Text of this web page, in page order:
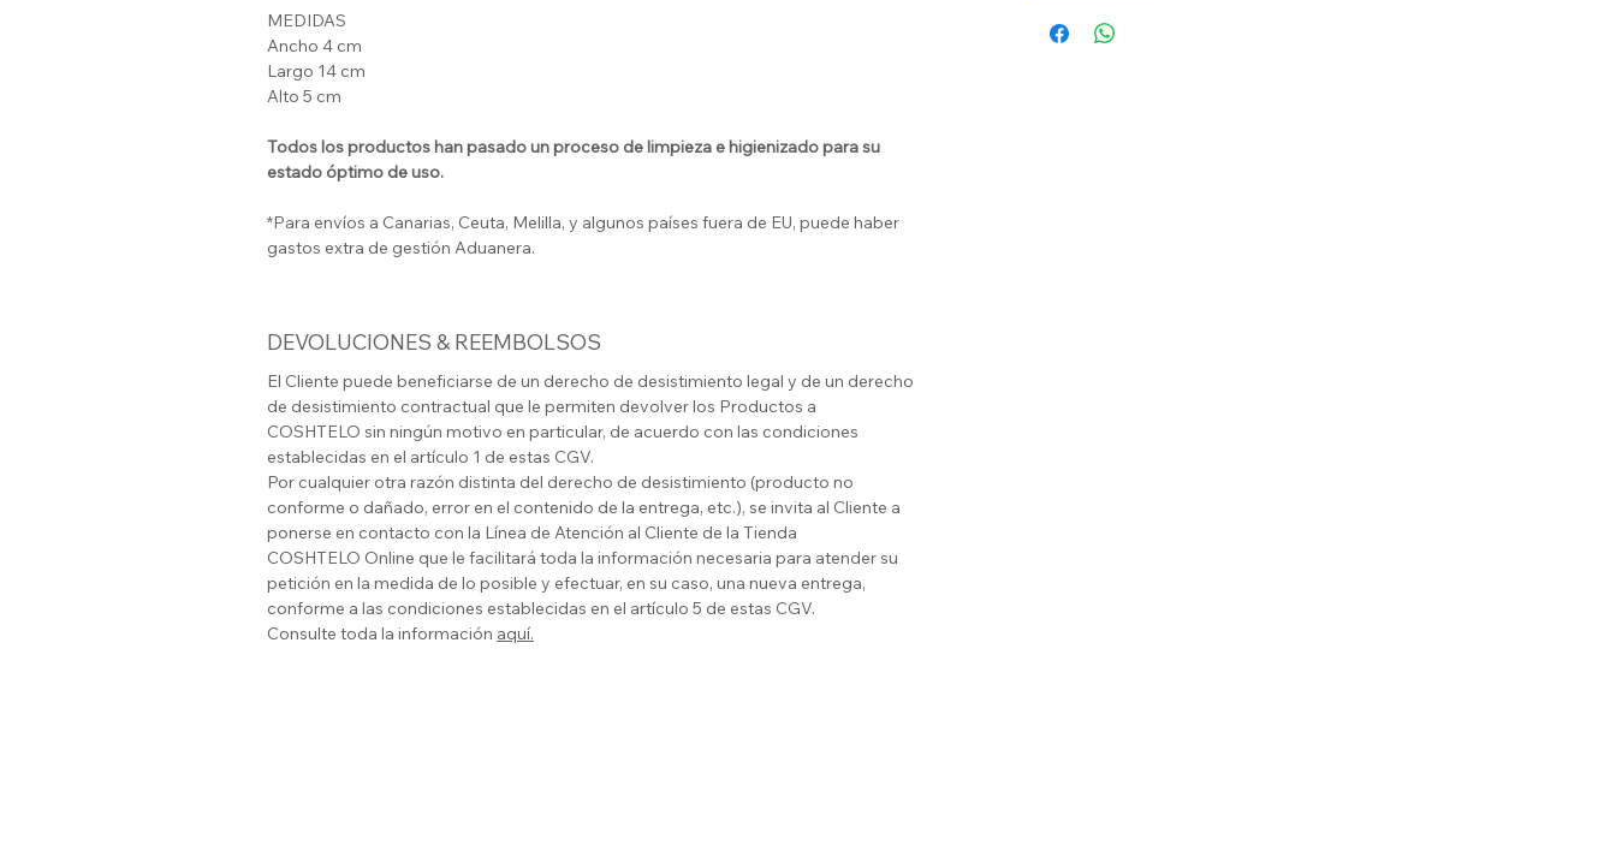
MEDIDAS
Ancho 4 cm
Largo 14 cm
Alto 5 cm
Todos los productos han pasado un proceso de limpieza e higienizado para su
estado óptimo de uso.
*Para envíos a Canarias, Ceuta, Melilla, y algunos países fuera de EU, puede haber
gastos extra de gestión Aduanera.
DEVOLUCIONES & REEMBOLSOS
El Cliente puede beneficiarse de un derecho de desistimiento legal y de un derecho
de desistimiento contractual que le permiten devolver los Productos a
COSHTELO sin ningún motivo en particular, de acuerdo con las condiciones
establecidas en el artículo 1 de estas CGV.
Por cualquier otra razón distinta del derecho de desistimiento (producto no
conforme o dañado, error en el contenido de la entrega, etc.), se invita al Cliente a
ponerse en contacto con la Línea de Atención al Cliente de la Tienda
COSHTELO Online que le facilitará toda la información necesaria para atender su
petición en la medida de lo posible y efectuar, en su caso, una nueva entrega,
conforme a las condiciones establecidas en el artículo 5 de estas CGV.
Consulte toda la información aquí.